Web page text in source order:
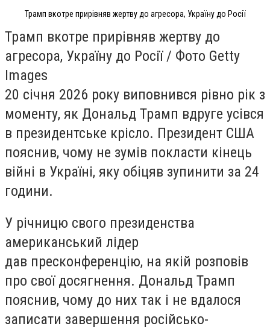
Трамп вкотре прирівняв жертву до агресора, Україну до Росії
Трамп вкотре прирівняв жертву до
агресора, Україну до Росії / Фото Getty
Images
20 січня 2026 року виповнився рівно рік з
моменту, як Дональд Трамп вдруге усівся
в президентське крісло. Президент США
пояснив, чому не зумів покласти кінець
війні в Україні, яку обіцяв зупинити за 24
години.
У річницю свого президенства
американський лідер
дав пресконференцію, на якій розповів
про свої досягнення. Дональд Трамп
пояснив, чому до них так і не вдалося
записати завершення російсько-